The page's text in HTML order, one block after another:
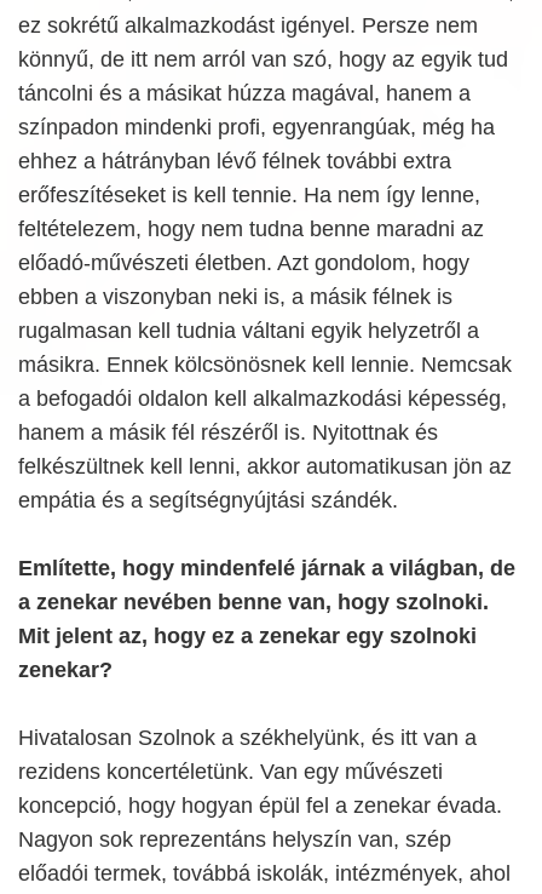
ez sokrétű alkalmazkodást igényel. Persze nem
könnyű, de itt nem arról van szó, hogy az egyik tud
táncolni és a másikat húzza magával, hanem a
színpadon mindenki profi, egyenrangúak, még ha
ehhez a hátrányban lévő félnek további extra
erőfeszítéseket is kell tennie. Ha nem így lenne,
feltételezem, hogy nem tudna benne maradni az
előadó-művészeti életben. Azt gondolom, hogy
ebben a viszonyban neki is, a másik félnek is
rugalmasan kell tudnia váltani egyik helyzetről a
másikra. Ennek kölcsönösnek kell lennie. Nemcsak
a befogadói oldalon kell alkalmazkodási képesség,
hanem a másik fél részéről is. Nyitottnak és
felkészültnek kell lenni, akkor automatikusan jön az
empátia és a segítségnyújtási szándék.
Említette, hogy mindenfelé járnak a világban, de
a zenekar nevében benne van, hogy szolnoki.
Mit jelent az, hogy ez a zenekar egy szolnoki
zenekar?
Hivatalosan Szolnok a székhelyünk, és itt van a
rezidens koncertéletünk. Van egy művészeti
koncepció, hogy hogyan épül fel a zenekar évada.
Nagyon sok reprezentáns helyszín van, szép
előadói termek, továbbá iskolák, intézmények, ahol